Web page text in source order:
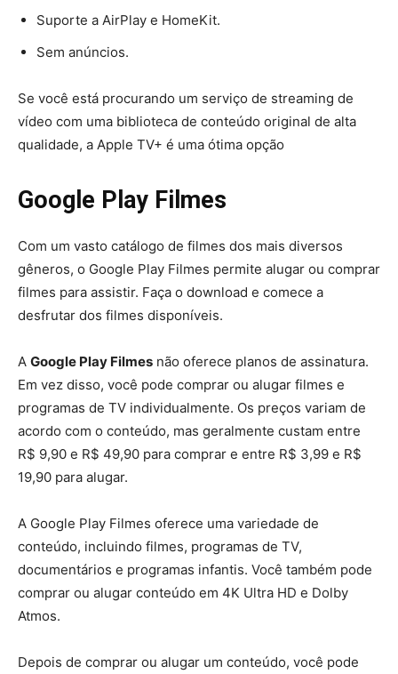
Suporte a AirPlay e HomeKit.
Sem anúncios.
Se você está procurando um serviço de streaming de
vídeo com uma biblioteca de conteúdo original de alta
qualidade, a Apple TV+ é uma ótima opção
Google Play Filmes
Com um vasto catálogo de filmes dos mais diversos
gêneros, o Google Play Filmes permite alugar ou comprar
filmes para assistir. Faça o download e comece a
desfrutar dos filmes disponíveis.
A Google Play Filmes não oferece planos de assinatura.
Em vez disso, você pode comprar ou alugar filmes e
programas de TV individualmente. Os preços variam de
acordo com o conteúdo, mas geralmente custam entre
R$ 9,90 e R$ 49,90 para comprar e entre R$ 3,99 e R$
19,90 para alugar.
A Google Play Filmes oferece uma variedade de
conteúdo, incluindo filmes, programas de TV,
documentários e programas infantis. Você também pode
comprar ou alugar conteúdo em 4K Ultra HD e Dolby
Atmos.
Depois de comprar ou alugar um conteúdo, você pode